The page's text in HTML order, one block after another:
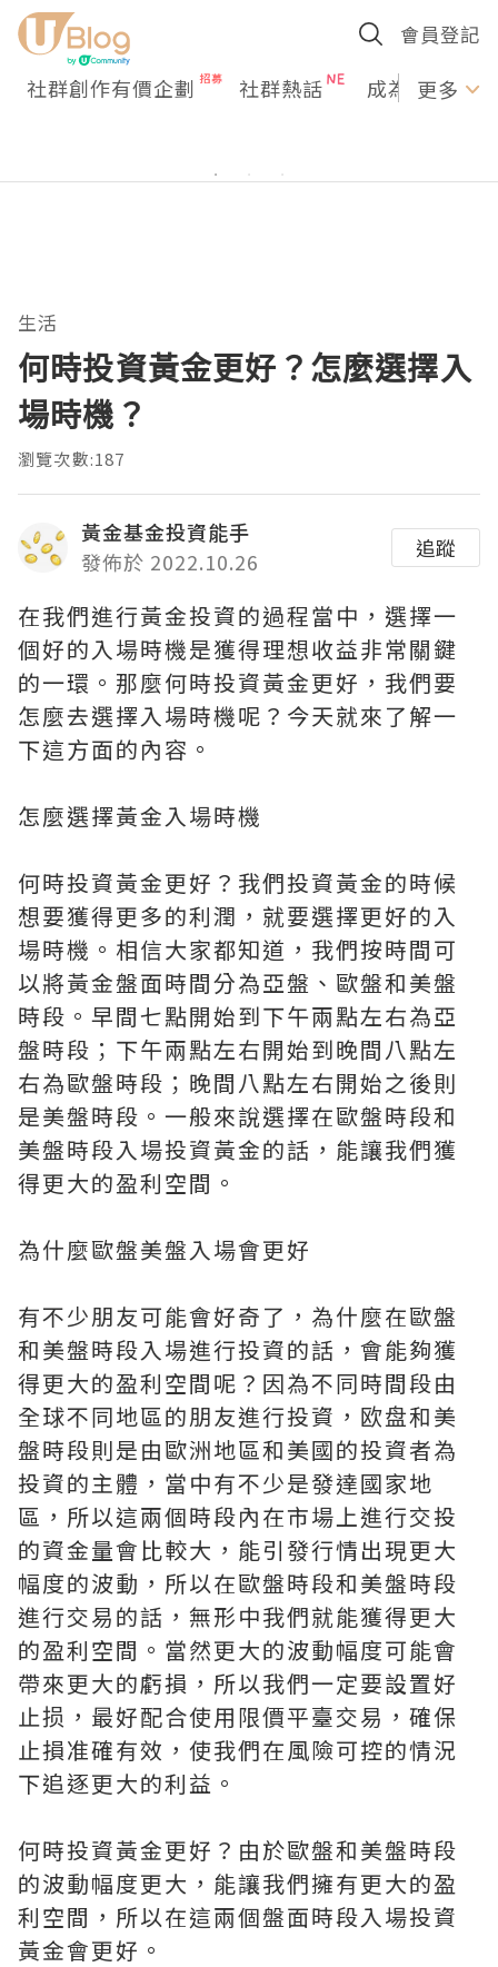
會員登記
社群創作有價企劃 社群熱話 成為U更多
生活
何時投資黃金更好？怎麼選擇入
場時機？
瀏覽次數:187
黃金基金投資能手
發佈於 2022.10.26
追蹤
在我們進行黃金投資的過程當中，選擇一
個好的入場時機是獲得理想收益非常關鍵
的一環。那麼何時投資黃金更好，我們要
怎麼去選擇入場時機呢？今天就來了解一
下這方面的內容。
怎麼選擇黃金入場時機
何時投資黃金更好？我們投資黃金的時候
想要獲得更多的利潤，就要選擇更好的入
場時機。相信大家都知道，我們按時間可
以將黃金盤面時間分為亞盤、歐盤和美盤
時段。早間七點開始到下午兩點左右為亞
盤時段；下午兩點左右開始到晚間八點左
右為歐盤時段；晚間八點左右開始之後則
是美盤時段。一般來說選擇在歐盤時段和
美盤時段入場投資黃金的話，能讓我們獲
得更大的盈利空間。
為什麼歐盤美盤入場會更好
有不少朋友可能會好奇了，為什麼在歐盤
和美盤時段入場進行投資的話，會能夠獲
得更大的盈利空間呢？因為不同時間段由
全球不同地區的朋友進行投資，欧盘和美
盤時段則是由歐洲地區和美國的投資者為
投資的主體，當中有不少是發達國家地
區，所以這兩個時段內在市場上進行交投
的資金量會比較大，能引發行情出現更大
幅度的波動，所以在歐盤時段和美盤時段
進行交易的話，無形中我們就能獲得更大
的盈利空間。當然更大的波動幅度可能會
帶來更大的虧損，所以我們一定要設置好
止损，最好配合使用限價平臺交易，確保
止損准確有效，使我們在風險可控的情況
下追逐更大的利益。
何時投資黃金更好？由於歐盤和美盤時段
的波動幅度更大，能讓我們擁有更大的盈
利空間，所以在這兩個盤面時段入場投資
黃金會更好。